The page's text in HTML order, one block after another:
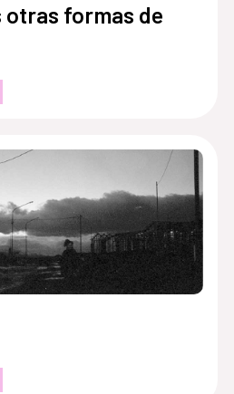
otras formas de